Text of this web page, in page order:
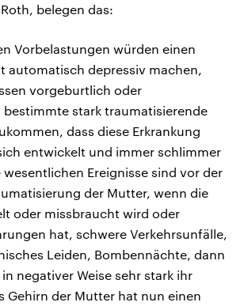
belegen das:
Vorbelastungen würden einen
automatisch depressiv machen,
vorgeburtlich oder
stark traumatisierende
dass diese Erkrankung
entwickelt und immer schlimmer
Ereignisse sind vor der
der Mutter, wenn die
oder missbraucht wird oder
hat, schwere Verkehrsunfälle,
Leiden, Bombennächte, dann
negativer Weise sehr stark ihr
Gehirn der Mutter hat nun einen